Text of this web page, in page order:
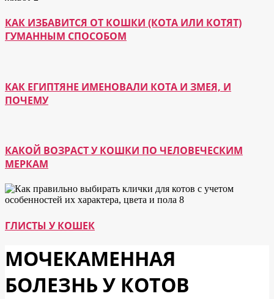
КАК ИЗБАВИТСЯ ОТ КОШКИ (КОТА ИЛИ КОТЯТ)
ГУМАННЫМ СПОСОБОМ
КАК ЕГИПТЯНЕ ИМЕНОВАЛИ КОТА И ЗМЕЯ, И
ПОЧЕМУ
КАКОЙ ВОЗРАСТ У КОШКИ ПО ЧЕЛОВЕЧЕСКИМ
МЕРКАМ
ГЛИСТЫ У КОШЕК
МОЧЕКАМЕННАЯ
БОЛЕЗНЬ У КОТОВ